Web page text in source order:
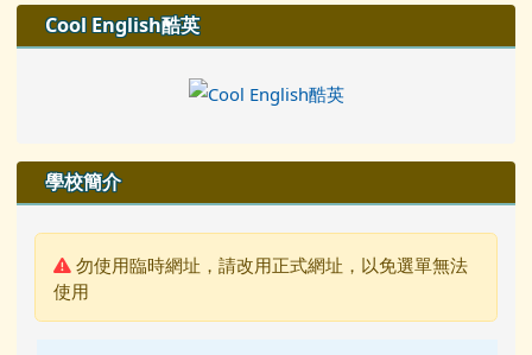
左邊區域內容
Cool English酷英
學校簡介
警告:
勿使用臨時網址，請改用正式網址，以免選單無法
使用